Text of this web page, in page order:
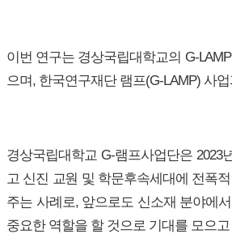
이번 연구는 경상국립대학교의 G-
으며, 한국연구재단 램프(G-LAMP) 사
경상국립대학교 G-램프사업단은
고 신진 교원 및 학문후속세대에 전폭
주는 사례로, 앞으로도 신소재 분야에
중요한 역할을 할 것으로 기대를 모으